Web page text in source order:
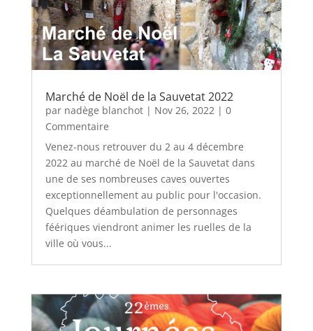
Marché de Noël de la Sauvetat 2022
par nadège blanchot| Nov 26, 2022 | 0
Commentaire
Venez-nous retrouver du 2 au 4 décembre
2022 au marché de Noël de la Sauvetat dans
une de ses nombreuses caves ouvertes
exceptionnellement au public pour l'occasion.
Quelques déambulation de personnages
féériques viendront animer les ruelles de la
ville où vous...